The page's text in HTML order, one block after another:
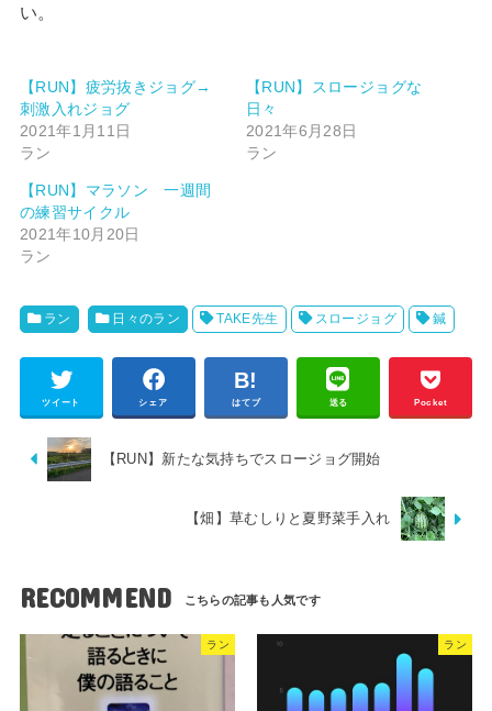
い。
【RUN】疲労抜きジョグ→
刺激入れジョグ
2021年1月11日
ラン
【RUN】スロージョグな
日々
2021年6月28日
ラン
【RUN】マラソン 一週間
の練習サイクル
2021年10月20日
ラン
ラン 日々のラン TAKE先生 スロージョグ 鍼
ツイート シェア はてブ 送る Pocket
【RUN】新たな気持ちでスロージョグ開始
【畑】草むしりと夏野菜手入れ
RECOMMEND
ラン ラン